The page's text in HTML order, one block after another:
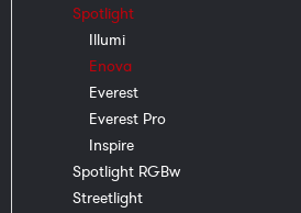
Spotlight
Illumi
Enova
Everest
Everest Pro
Inspire
Spotlight RGBw
Streetlight